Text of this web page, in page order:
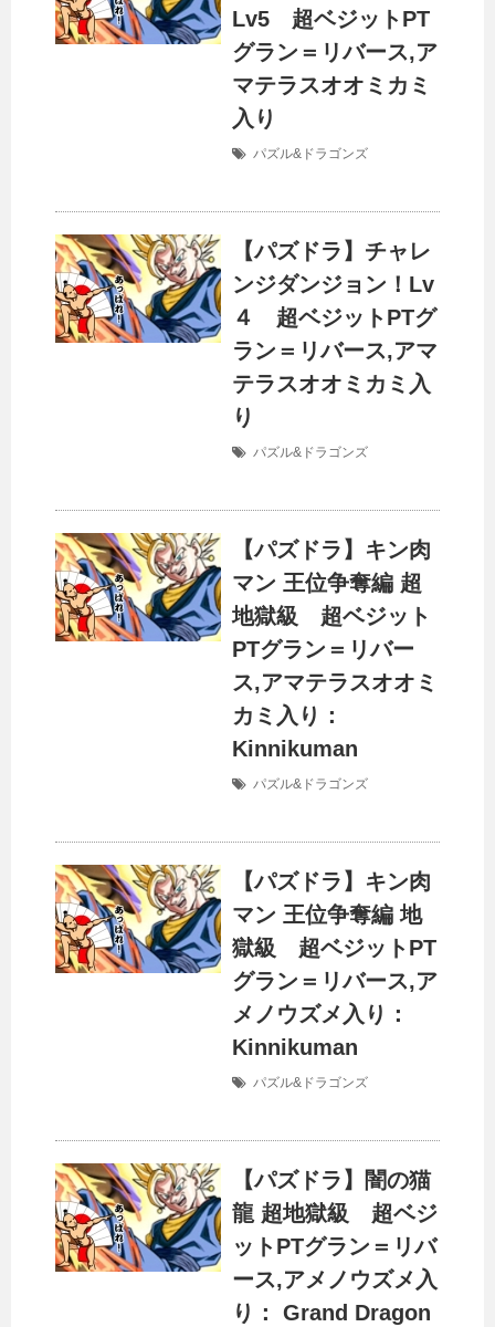
Lv5 超ベジットPT
グラン＝リバース,ア
マテラスオオミカミ
入り
パズル&ドラゴンズ
【パズドラ】チャレ
ンジダンジョン！Lv
４ 超ベジットPTグ
ラン＝リバース,アマ
テラスオオミカミ入
り
パズル&ドラゴンズ
【パズドラ】キン肉
マン 王位争奪編 超
地獄級 超ベジット
PTグラン＝リバー
ス,アマテラスオオミ
カミ入り：
Kinnikuman
パズル&ドラゴンズ
【パズドラ】キン肉
マン 王位争奪編 地
獄級 超ベジットPT
グラン＝リバース,ア
メノウズメ入り：
Kinnikuman
パズル&ドラゴンズ
【パズドラ】闇の猫
龍 超地獄級 超ベジ
ットPTグラン＝リバ
ース,アメノウズメ入
り： Grand Dragon